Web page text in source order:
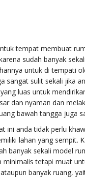
tempat membuat
sudah banyak
untuk di tempati
sangat sulit sekali jika
luas untuk
dan nyaman dan
bawah tangga juga
ini anda tidak perlu
lahan yang sempit.
banyak sekali model
minimalis tetapi muat
banyak ruang,